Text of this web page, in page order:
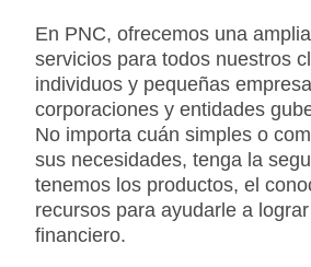
En PNC, ofrecemos una
servicios para todos nuestros
individuos y pequeñas
corporaciones y entidades
No importa cuán simples o
sus necesidades, tenga la
tenemos los productos, el
recursos para ayudarle a
financiero.